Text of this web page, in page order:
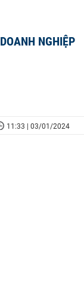
DOANH NGHIỆP
11:33 | 03/01/2024